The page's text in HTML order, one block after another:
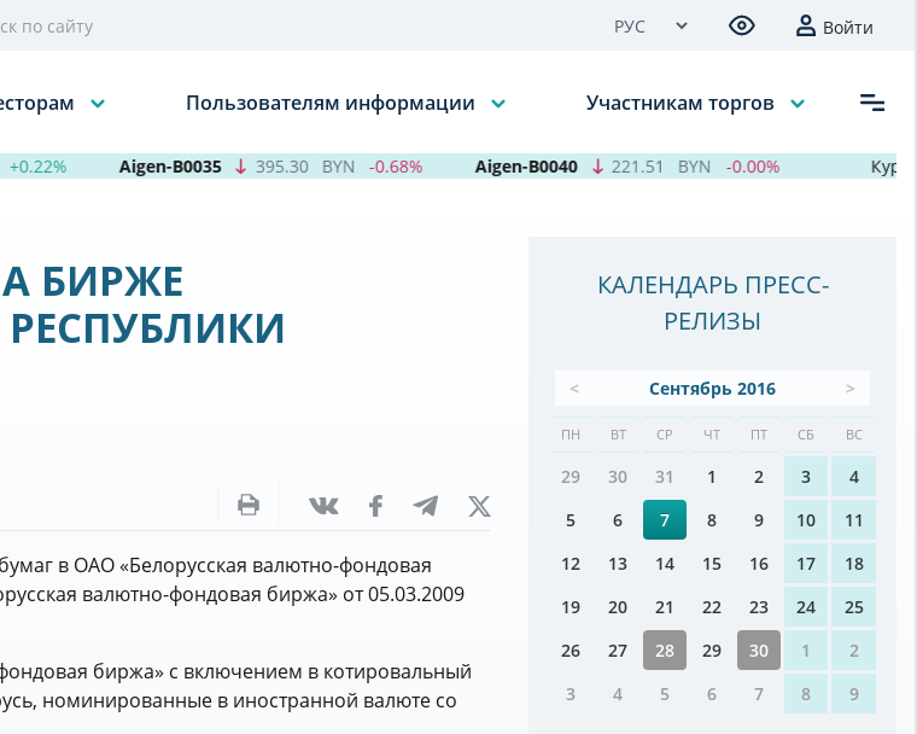
Войти
Пользователям информации Участникам торгов
Aigen-B0035 395.30 BYN -0.68% Aigen-B0040 221.51 BYN -0.00% Курсы
БИРЖЕ
в ОАО «Белорусская валютно-фондовая
валютно-фондовая биржа» от 05.03.2009
биржа» с включением в котировальный
номинированные в иностранной валюте со
КАЛЕНДАРЬ ПРЕСС-
РЕЛИЗЫ
< Сентябрь 2016 >
ПН ВТ СР ЧТ ПТ СБ ВС
29 30 31 1 2 3
4
5
6 7 8 9 10
11
12
13 14 15 16 17
18
19
20 21 22 23 24
25
26
27 28 29 30 1
2
3
4 5 6 7 8 9